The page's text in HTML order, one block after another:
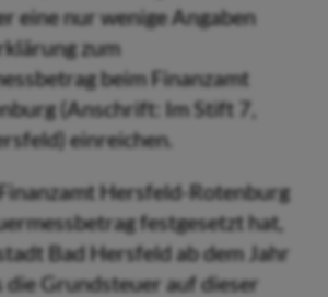
eine nur wenige Angaben
zum
beim Finanzamt
(Anschrift: Im Stift 7,
einreichen.
Hersfeld-Rotenburg
festgesetzt hat,
Bad Hersfeld ab dem Jahr
Grundsteuer auf dieser